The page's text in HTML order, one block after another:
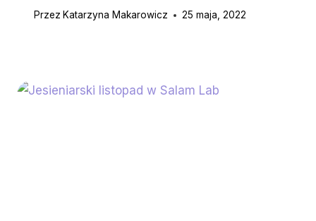
Przez Katarzyna Makarowicz 25 maja, 2022